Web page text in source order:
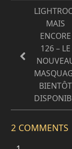
MAIS
ENCORE
126 – LE
BIENTÔT
2 COMMENTS